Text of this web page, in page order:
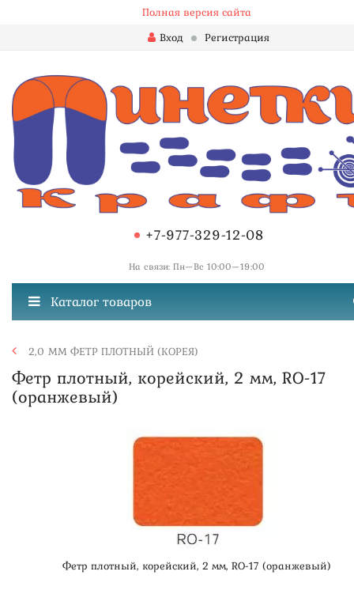
Полная версия сайта
Вход
Регистрация
+7-977-329-12-08
На связи: Пн—Вс 10:00—19:00
Каталог товаров
2,0 ММ ФЕТР ПЛОТНЫЙ (КОРЕЯ)
Фетр плотный, корейский, 2 мм, RO-17
(оранжевый)
Фетр плотный, корейский, 2 мм, RO-17 (оранжевый)